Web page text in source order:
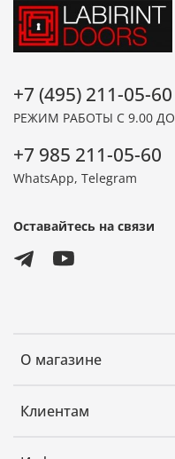
О магазине
Клиентам
+7 (495) 211-05-60
РЕЖИМ РАБОТЫ С 9.00 ДО
+7 985 211-05-60
WhatsApp, Telegram
Оставайтесь на связи